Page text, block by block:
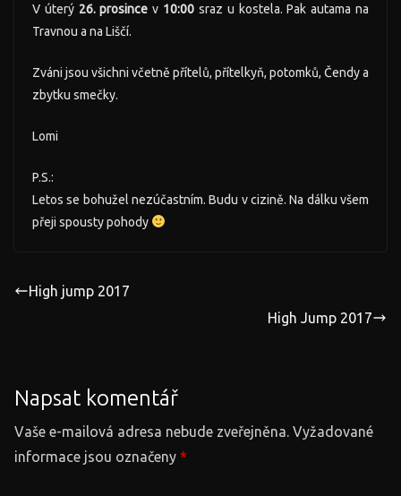
V úterý 26. prosince v 10:00 sraz u kostela. Pak autama na
Travnou a na Liščí.
Zváni jsou všichni včetně přítelů, přítelkyň, potomků, Čendy a
zbytku smečky.
Lomi
P.S.:
Letos se bohužel nezúčastním. Budu v cizině. Na dálku všem
přeji spousty pohody
High jump 2017
High Jump 2017
Napsat komentář
Vaše e-mailová adresa nebude zveřejněna. Vyžadované
informace jsou označeny *